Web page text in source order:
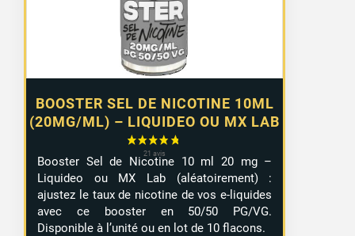
BOOSTER SEL DE NICOTINE 10ML
(20MG/ML) – LIQUIDEO OU MX LAB
9,99 €
Booster Sel de Nicotine 10 ml 20 mg –
Liquideo ou MX Lab (aléatoirement) :
ajustez le taux de nicotine de vos e-liquides
avec ce booster en 50/50 PG/VG.
Disponible à l’unité ou en lot de 10 flacons.